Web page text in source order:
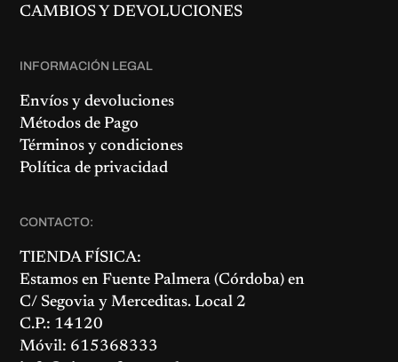
CAMBIOS Y DEVOLUCIONES
INFORMACIÓN LEGAL
Envíos y devoluciones
Métodos de Pago
Términos y condiciones
Política de privacidad
CONTACTO:
TIENDA FÍSICA:
Estamos enFuente Palmera (Córdoba) en
C/ Segovia y Merceditas. Local 2
C.P.: 14120
Móvil: 615368333